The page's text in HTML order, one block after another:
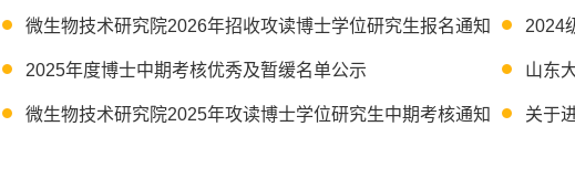
微生物技术研究院2026年招收攻读博士学位研究生报名通知 2024
2025年度博士中期考核优秀及暂缓名单公示 山东
微生物技术研究院2025年攻读博士学位研究生中期考核通知 关于